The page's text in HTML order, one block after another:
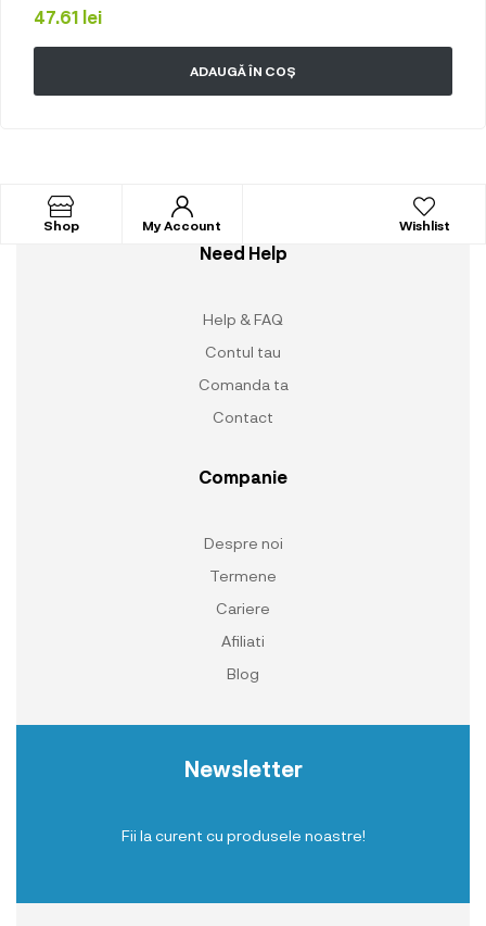
47.61 lei
ADAUGĂ ÎN COȘ
Shop My Account Wishlist
Need Help
Help & FAQ
Contul tau
Comanda ta
Contact
Companie
Despre noi
Termene
Cariere
Afiliati
Blog
Newsletter
Fii la curent cu produsele noastre!